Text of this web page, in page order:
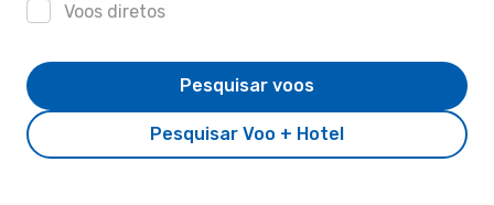
Voos diretos
Pesquisar Voo + Hotel
Pesquisar voos